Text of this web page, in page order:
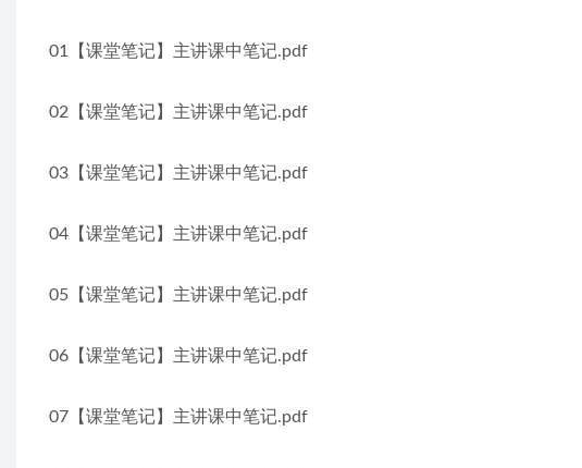
01【课堂笔记】主讲课中笔记.pdf
02【课堂笔记】主讲课中笔记.pdf
03【课堂笔记】主讲课中笔记.pdf
04【课堂笔记】主讲课中笔记.pdf
05【课堂笔记】主讲课中笔记.pdf
06【课堂笔记】主讲课中笔记.pdf
07【课堂笔记】主讲课中笔记.pdf